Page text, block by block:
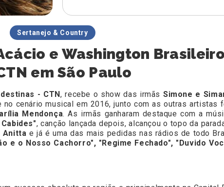
Sertanejo & Country
e Washington
em São Paulo
- CTN , recebe o show das irmãs Simone e
cenário musical em 2016, junto com as outras artistas
Mendonça. As irmãs ganharam destaque com a
, canção lançada depois, alcançou o topo da
Anitta e já é uma das mais pedidas nas rádios de todo
e o Nosso Cachorro", "Regime Fechado", "Duvido